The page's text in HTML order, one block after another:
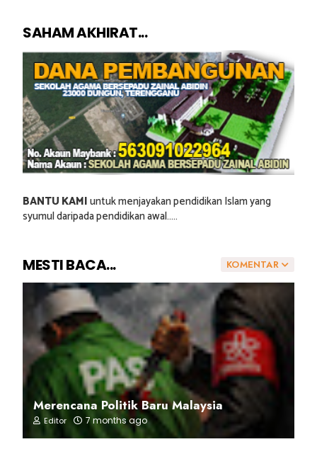
SAHAM AKHIRAT...
BANTU KAMIuntuk menjayakan pendidikan Islam yang
syumul daripada pendidikan awal.....
KOMENTAR
MESTI BACA...
Merencana Politik Baru Malaysia
Editor 7 months ago